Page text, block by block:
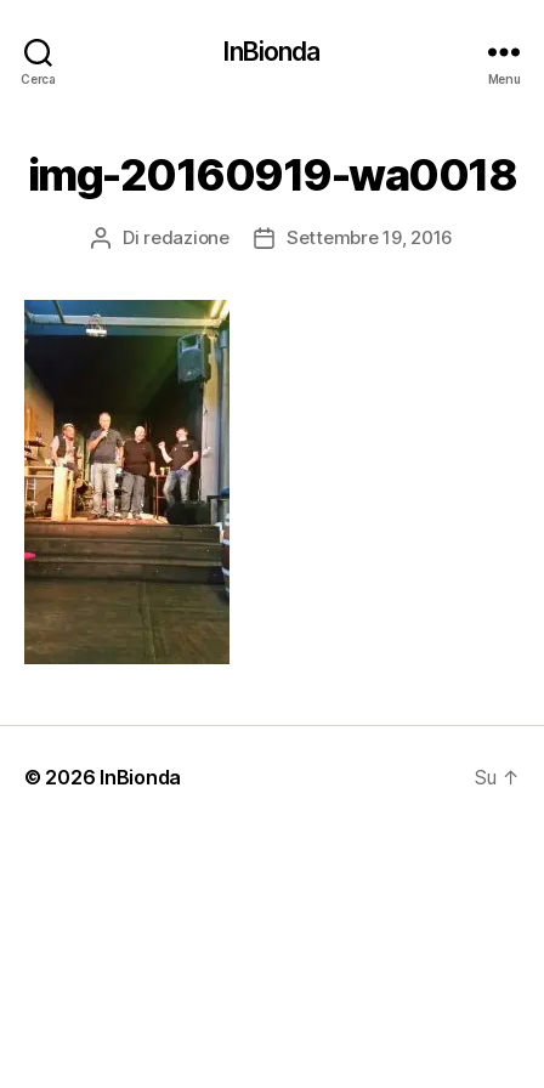
Cerca
InBionda
Menu
img-20160919-wa0018
Autore
Di redazione
DataSettembre 19, 2016
© 2026 InBionda Su ↑